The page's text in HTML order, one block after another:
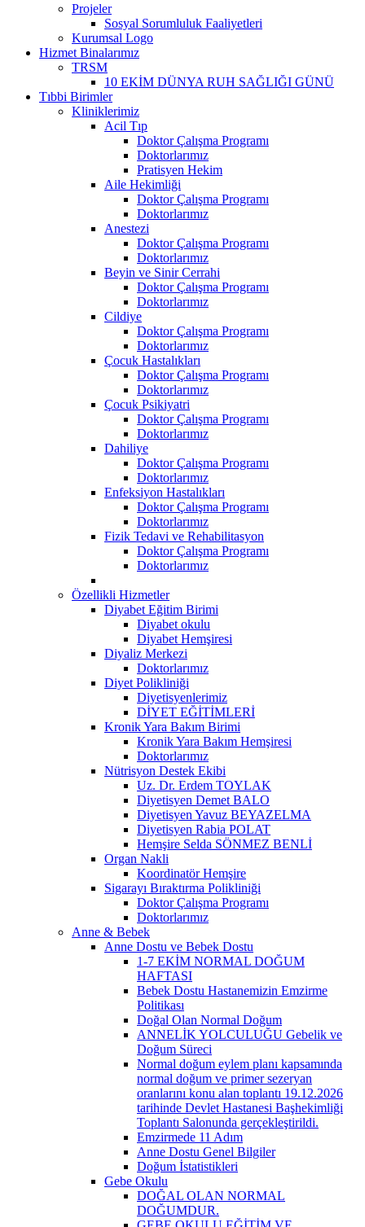
Projeler
Sosyal Sorumluluk Faaliyetleri
Kurumsal Logo
Hizmet Binalarımız
TRSM
10 EKİM DÜNYA RUH SAĞLIĞI GÜNÜ
Tıbbi Birimler
Kliniklerimiz
Acil Tıp
Doktor Çalışma Programı
Doktorlarımız
Pratisyen Hekim
Aile Hekimliği
Doktor Çalışma Programı
Doktorlarımız
Anestezi
Doktor Çalışma Programı
Doktorlarımız
Beyin ve Sinir Cerrahi
Doktor Çalışma Programı
Doktorlarımız
Cildiye
Doktor Çalışma Programı
Doktorlarımız
Çocuk Hastalıkları
Doktor Çalışma Programı
Doktorlarımız
Çocuk Psikiyatri
Doktor Çalışma Programı
Doktorlarımız
Dahiliye
Doktor Çalışma Programı
Doktorlarımız
Enfeksiyon Hastalıkları
Doktor Çalışma Programı
Doktorlarımız
Fizik Tedavi ve Rehabilitasyon
Doktor Çalışma Programı
Doktorlarımız
Özellikli Hizmetler
Diyabet Eğitim Birimi
Diyabet okulu
Diyabet Hemşiresi
Diyaliz Merkezi
Doktorlarımız
Diyet Polikliniği
Diyetisyenlerimiz
DİYET EĞİTİMLERİ
Kronik Yara Bakım Birimi
Kronik Yara Bakım Hemşiresi
Doktorlarımız
Nütrisyon Destek Ekibi
Uz. Dr. Erdem TOYLAK
Diyetisyen Demet BALO
Diyetisyen Yavuz BEYAZELMA
Diyetisyen Rabia POLAT
Hemşire Selda SÖNMEZ BENLİ
Organ Nakli
Koordinatör Hemşire
Sigarayı Bıraktırma Polikliniği
Doktor Çalışma Programı
Doktorlarımız
Anne & Bebek
Anne Dostu ve Bebek Dostu
1-7 EKİM NORMAL DOĞUM
HAFTASI
Bebek Dostu Hastanemizin Emzirme
Politikası
Doğal Olan Normal Doğum
ANNELİK YOLCULUĞU Gebelik ve
Doğum Süreci
Normal doğum eylem planı kapsamında
normal doğum ve primer sezeryan
oranlarını konu alan toplantı 19.12.2026
tarihinde Devlet Hastanesi Başhekimliği
Toplantı Salonunda gerçekleştirildi.
Emzirmede 11 Adım
Anne Dostu Genel Bilgiler
Doğum İstatistikleri
Gebe Okulu
DOĞAL OLAN NORMAL
DOĞUMDUR.